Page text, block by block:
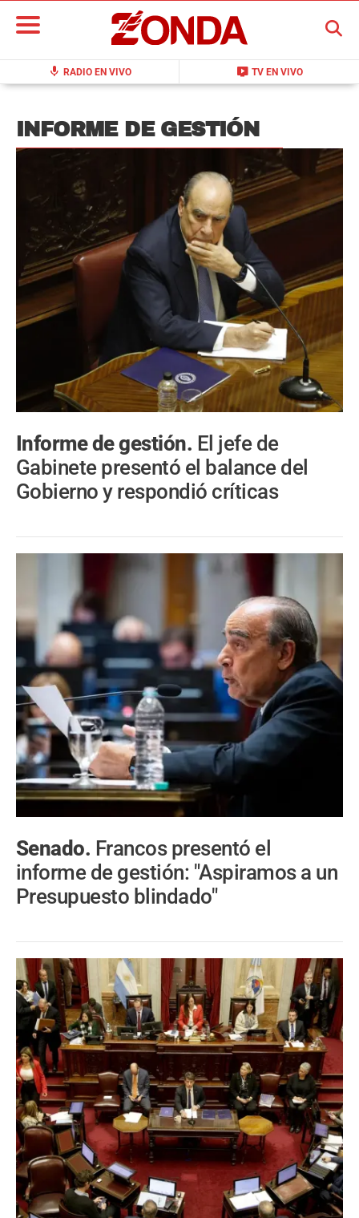
mic RADIO EN VIVO live_tv TV EN VIVO
BUSCAR
INFORME DE GESTIÓN
Informe de gestión. El jefe de
Gabinete presentó el balance del
Gobierno y respondió críticas
Senado. Francos presentó el
informe de gestión: "Aspiramos a un
Presupuesto blindado"